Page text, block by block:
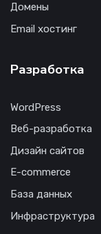
Домены
Email хостинг
Разработка
WordPress
Веб-разработка
Дизайн сайтов
E-commerce
База данных
Инфраструктура